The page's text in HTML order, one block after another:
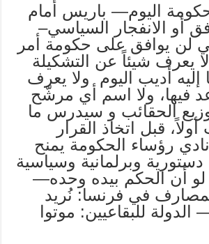
اليوم— باريس أمام
أو الانفجار السياسي–
لن يوافق على حكومة أمر
يعرف شيئاً عن التشكيلة
إليه أديب اليوم ولا يعرف
فيها، ولا اسم أي مرشّح
توزيع الحقائب و سيدرس ما
قبل اتخاذ القرار
رؤساء الحكومة يمنح
وبرلمانية وسياسية
أن الحكم بيده وحده—
في فرنسا: نُريد
الدولة للبقاعيين: موتوا